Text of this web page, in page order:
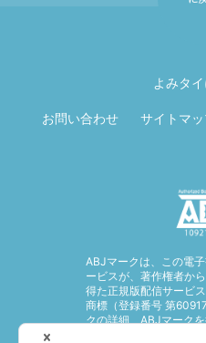
よみタ
お問い合わせ サイトマ
ABJマークは、この電
ービスが、著作権者か
得た正規版配信サービ
商標（登録番号 第
クの詳細、ABJマーク